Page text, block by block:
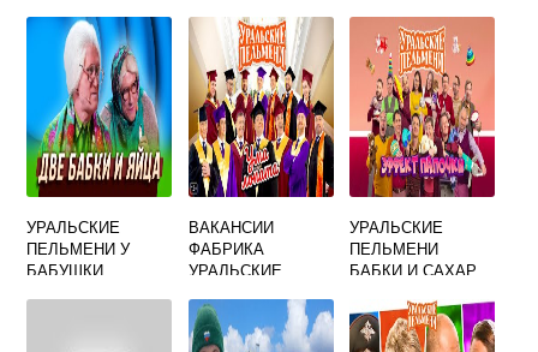
ПЕЛЬМЕНИ
УРАЛЬСКИЕ
ПЕЛЬМЕНИ У
БАБУШКИ
ВАКАНСИИ
ФАБРИКА
УРАЛЬСКИЕ
ЧЕЛЯБИНСК
УРАЛЬСКИЕ
ПЕЛЬМЕНИ
БАБКИ И САХАР